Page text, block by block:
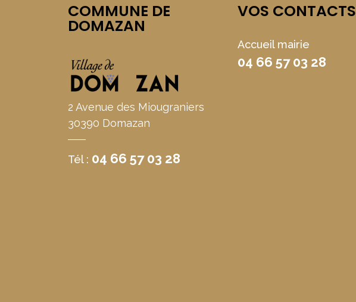
COMMUNE DE
DOMAZAN
2 Avenue des Miougraniers
30390 Domazan
Tél : 04 66 57 03 28
VOS CONTACTS
Accueil mairie
04 66 57 03 28